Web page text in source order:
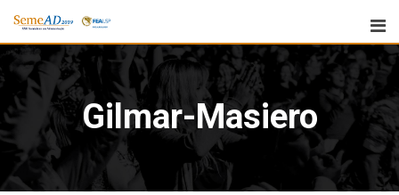
Gilmar-Masiero